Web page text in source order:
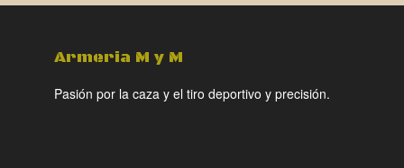
Armeria M y M
Pasión por la caza y el tiro deportivo y precisión.